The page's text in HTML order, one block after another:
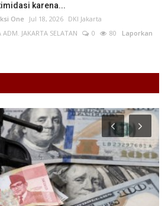
karena...
One Jul 18, 2026 DKI Jakarta
ADM. JAKARTA SELATAN
0 80 Laporkan